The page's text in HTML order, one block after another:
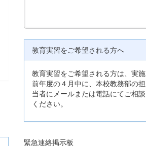
教育実習をご希望される方へ
教育実習をご希望される方は、実施
前年度の４月中に、本校教務部の担
当者にメールまたは電話にてご相談
ください。
緊急連絡掲示板